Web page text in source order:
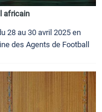
africain
28 au 30 avril 2025 en
des Agents de Football